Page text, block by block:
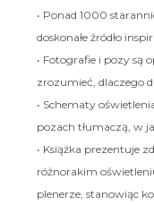
• Ponad 1000
doskonałe źródło
• Fotografie i pozy są
zrozumieć, dlaczego
• Schematy
pozach tłumaczą, w
• Książka prezentuje
różnorakim
plenerze, stanowiąc